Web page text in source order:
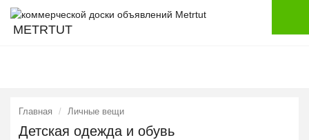
METRTUT
Главная Личные вещи
Детская одежда и обувь